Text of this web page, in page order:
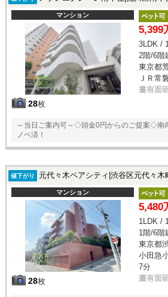
マンション
28枚
5,399
3LDK /
2階/6階
東京都
ＪＲ常
晝有面
～当日ご案内可～◇頭金0円からのご提案◇南
ノベ済！
値下がり 元代々木ペアシティ|渋谷区元代々木
マンション
28枚
5,480
1LDK /
1階/6階
東京都
小田急
7分
晝有面